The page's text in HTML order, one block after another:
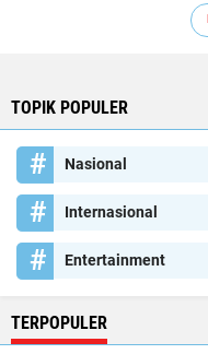
TOPIK POPULER
Nasional
Internasional
Entertainment
TERPOPULER